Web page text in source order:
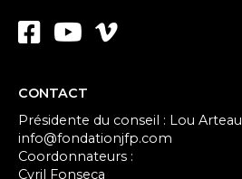
CONTACT
Présidente du conseil : Lou Arteau
info@fondationjfp.com
Coordonnateurs :
Cyril Fonseca